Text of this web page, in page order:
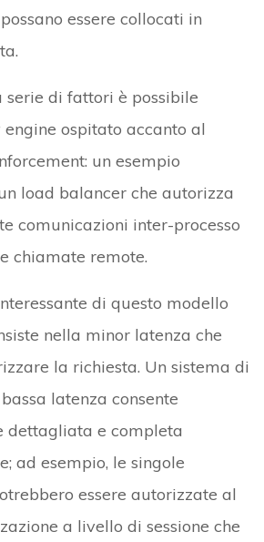
essere collocati in
serie di fattori è possibile
ospitato accanto al
un esempio
load balancer che autorizza
comunicazioni inter-processo
chiamate remote.
di questo modello
nella minor latenza che
la richiesta. Un sistema di
latenza consente
dettagliata e completa
ad esempio, le singole
essere autorizzate al
a livello di sessione che